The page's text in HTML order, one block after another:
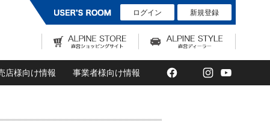
ログイン 新規登録
店様向け情報 事業者様向け情報 Facebook
TwitterInstagram